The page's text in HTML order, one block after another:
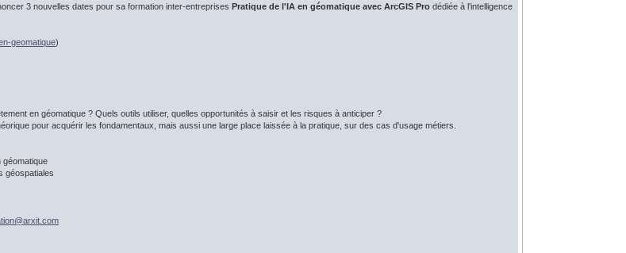
3 nouvelles dates pour sa formation inter-entreprises Pratique de l'IA en géomatique avec ArcGIS Pro dédiée à l'intelligence
geomatique)
en géomatique ? Quels outils utiliser, quelles opportunités à saisir et les risques à anticiper ?
pour acquérir les fondamentaux, mais aussi une large place laissée à la pratique, sur des cas d'usage métiers.
géomatique
géospatiales
arxit.com